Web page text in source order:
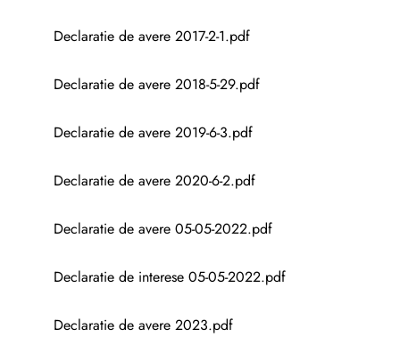
Declaratie de avere 2017-2-1.pdf
Declaratie de avere 2018-5-29.pdf
Declaratie de avere 2019-6-3.pdf
Declaratie de avere 2020-6-2.pdf
Declaratie de avere 05-05-2022.pdf
Declaratie de interese 05-05-2022.pdf
Declaratie de avere 2023.pdf